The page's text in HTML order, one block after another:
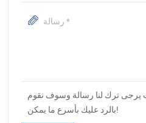
يرجى ترك لنا رسالة وسوف نقوم
بالرد عليك بأسرع ما يمكن!